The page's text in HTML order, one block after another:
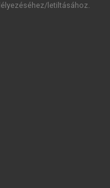
letiltásához.